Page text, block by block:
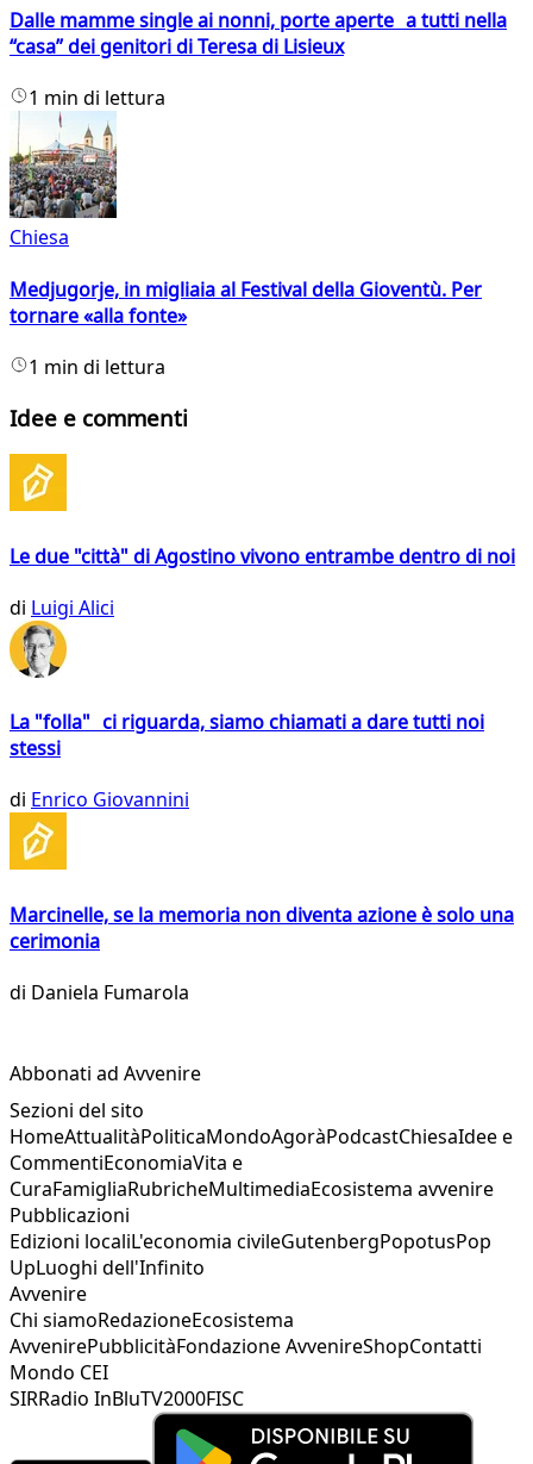
Dalle mamme single ai nonni, porte aperte a tutti nella
“casa” dei genitori di Teresa di Lisieux
1 min di lettura
Chiesa
Medjugorje, in migliaia al Festival della Gioventù. Per
tornare «alla fonte»
1 min di lettura
Idee e commenti
Le due "città" di Agostino vivono entrambe dentro di noi
di Luigi Alici
La "folla" ci riguarda, siamo chiamati a dare tutti noi
stessi
di Enrico Giovannini
Marcinelle, se la memoria non diventa azione è solo una
cerimonia
di Daniela Fumarola
Abbonati ad Avvenire
Sezioni del sito
HomeAttualitàPoliticaMondoAgoràPodcastChiesaIdee e
CommentiEconomiaVita e
CuraFamigliaRubricheMultimediaEcosistema avvenire
Pubblicazioni
Edizioni localiL'economia civileGutenbergPopotusPop
UpLuoghi dell'Infinito
Avvenire
Chi siamoRedazioneEcosistema
AvvenirePubblicitàFondazione AvvenireShopContatti
Mondo CEI
SIRRadio InBluTV2000FISC